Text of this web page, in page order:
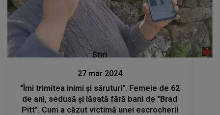
Stiri
27 mar 2024
"Îmi trimitea inimi și săruturi". Femeie de 62
de ani, sedusă și lăsată fără bani de "Brad
Pitt". Cum a căzut victimă unei escrocherii